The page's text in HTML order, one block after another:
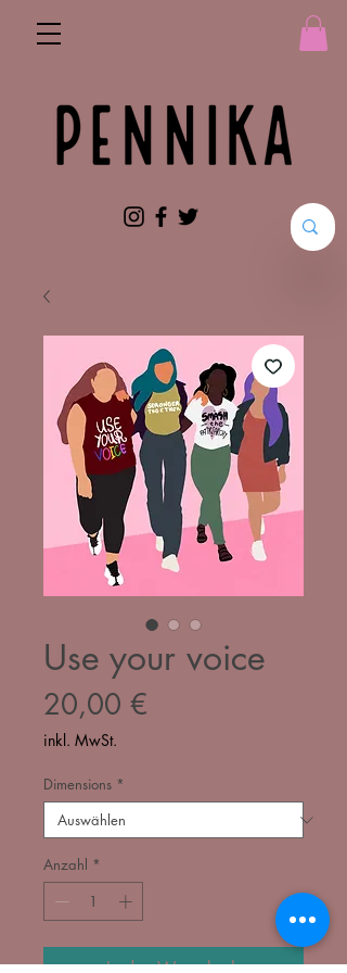
Use your voice
20,00 €
inkl. MwSt.
Dimensions *
Anzahl *
In den Warenkorb